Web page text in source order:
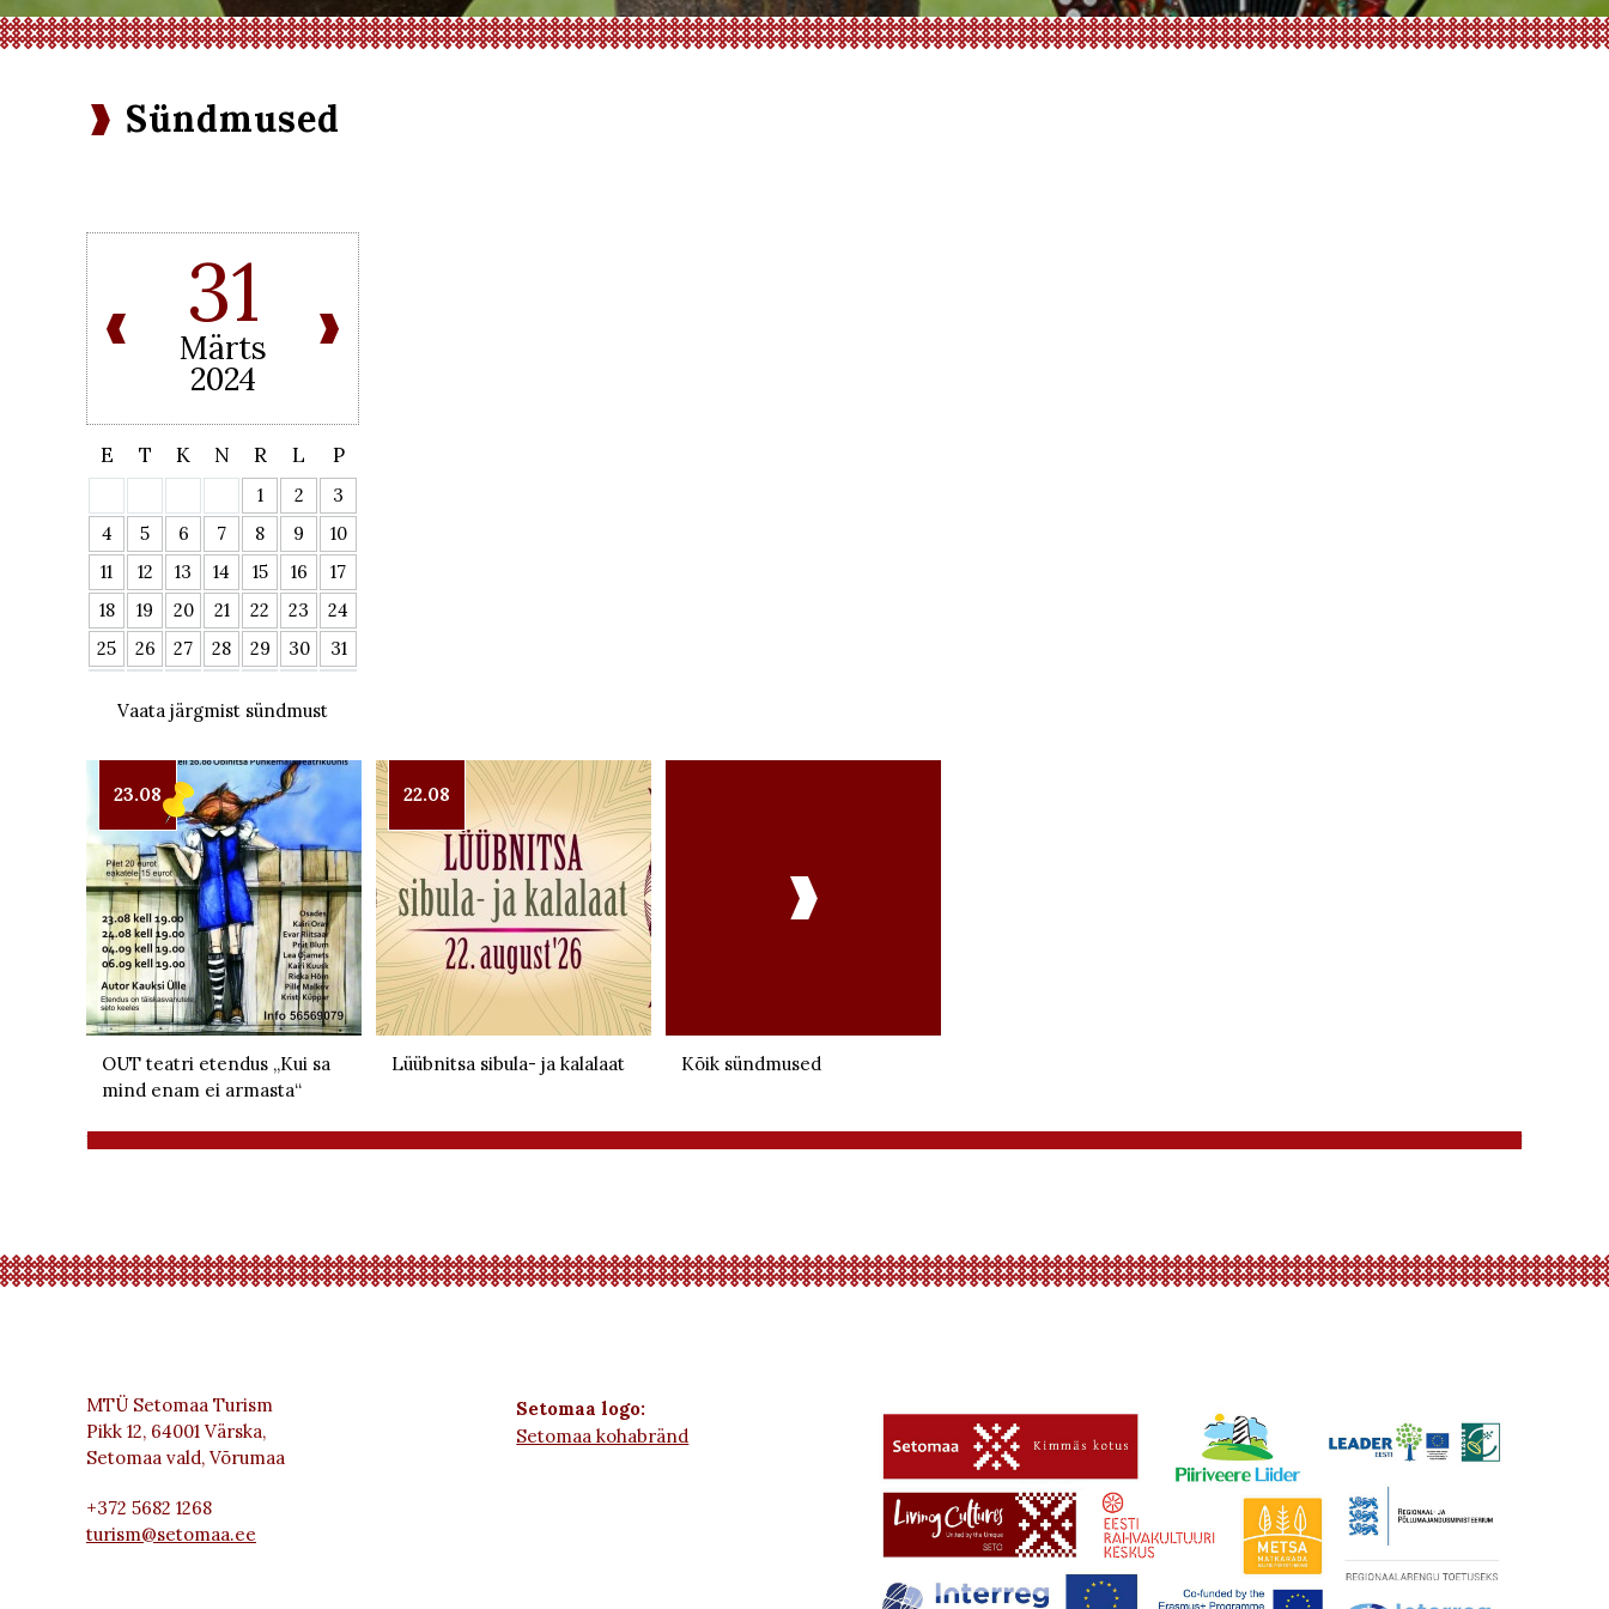
Sündmused
31
Märts
2024
E T K N R L P
1 2
3
4
5 6 7 8 9
10
11
12 13 14 15 16
17
18
19 20 21 22 23
24
25
26 27 28 29 30 31
Vaata järgmist sündmust
23.08
OUT teatri etendus „Kui sa
mind enam ei armasta“
22.08
Lüübnitsa sibula- ja kalalaat

Kõik sündmused
MTÜ Setomaa Turism
Pikk 12, 64001 Värska,
Setomaa vald, Võrumaa
+372 5682 1268
turism@setomaa.ee
Setomaa logo:
Setomaa kohabränd